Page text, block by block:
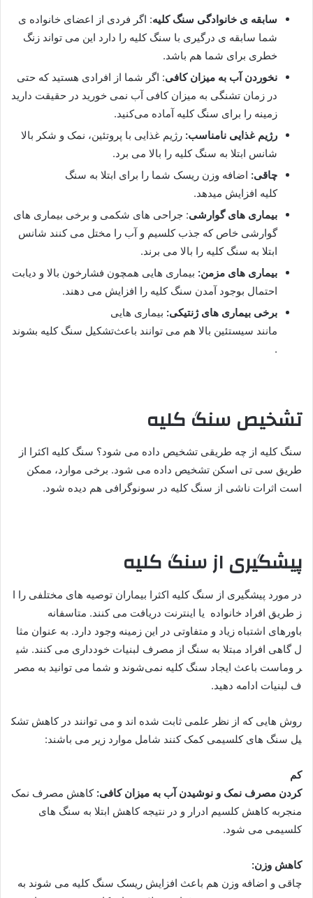
سابقه ی خانوادگی سنگ کلیه: اگر فردی از اعضای خانواده ی
شما سابقه ی درگیری با سنگ‌ کلیه را دارد این می تواند زنگ
خطری برای شما هم باشد.
نخوردن آب به میزان کافی: اگر شما از افرادی هستید که حتی
در زمان تشنگی به میزان کافی آب نمی خورید در حقیقت دارید
زمینه را برای سنگ کلیه آماده‌ می‌کنید.
رژیم غذایی نامناسب: رژیم غذایی با پروتئین، نمک و شکر بالا
شانس ابتلا به سنگ کلیه را بالا می برد.
چاقی: اضافه وزن ریسک شما را برای ابتلا به سنگ
‌کلیه افزایش میدهد.
بیماری های گوارشی: جراحی های شکمی و برخی بیماری های
گوارشی خاص که جذب کلسیم و آب را مختل می کنند شانس
ابتلا به سنگ کلیه را بالا می برند.
بیماری های مزمن: بیماری هایی همچون فشار‌خون بالا و دیابت
احتمال بوجود آمدن سنگ کلیه را افزایش می دهند.
برخی بیماری های ژنتیکی: بیماری هایی
مانند سیستئین بالا هم می توانند باعث‌تشکیل سنگ کلیه بشوند
.
تشخیص سنگ کلیه
سنگ کلیه از چه طریقی تشخیص داده می شود؟ سنگ کلیه اکثرا از
طریق سی تی اسکن‌ تشخیص‌ داده می شود. برخی موارد، ممکن
است اثرات ناشی از سنگ کلیه در سونوگرافی هم‌ دیده‌ شود.
پیشگیری از سنگ کلیه
در مورد پیشگیری از سنگ کلیه اکثرا بیماران توصیه های مختلفی را ا
ز طریق افراد‌ خانواده یا اینترنت دریافت می کنند. متاسفانه
باورهای اشتباه زیاد و متفاوتی در این زمینه وجود دارد. به عنوان مثا
ل گاهی افراد مبتلا به سنگ از مصرف لبنیات خودداری می کنند. شی
ر وماست باعث ایجاد سنگ کلیه نمی‌شوند و شما می توانید به مصر
ف لبنیات ادامه دهید.
روش هایی که از نظر علمی ثابت شده اند و می توانند در کاهش تشک
یل سنگ های کلسیمی کمک کنند شامل موارد زیر می باشند:
کم
کردن مصرف نمک و نوشیدن آب به میزان کافی: کاهش مصرف نمک‌
منجر‌به کاهش کلسیم ادرار و در نتیجه کاهش ابتلا به سنگ های
کلسیمی می شود.
کاهش وزن:
چاقی و اضافه وزن هم‌ باعث افزایش ریسک‌ سنگ کلیه می شوند به